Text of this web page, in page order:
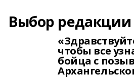
Выбор редакции
чтобы все
бойца с